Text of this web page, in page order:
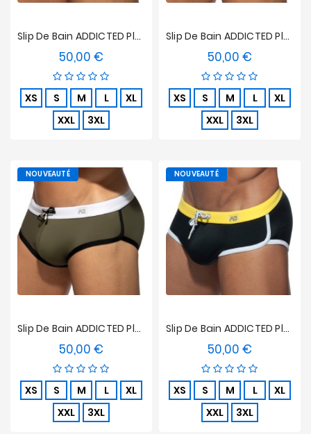
Slip De Bain ADDICTED Plain Swim - Beige
50,00 €
XS S M L
XL
XXL
3XL
Slip De Bain ADDICTED Plain Swim - Camouflage
50,00 €
XS S M L
XL
XXL
3XL
Slip De Bain ADDICTED Plain Swim - Kaki
50,00 €
XS S M L
XL
XXL
3XL
NOUVEAUTÉ
Slip De Bain ADDICTED Plain Swim - Noir
50,00 €
XS S M L
XL
XXL
3XL
NOUVEAUTÉ